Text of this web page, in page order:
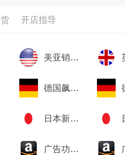
有网站可用
开店指导
美亚销售榜
德国飙升榜
日本新品榜
广告功能介绍